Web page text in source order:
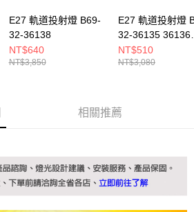
E27 軌道投射燈 B69-
32-36138
NT$640
NT$3,850
E27 軌道投射燈
32-36135 36136
36137
NT$510
NT$3,080
相關推薦